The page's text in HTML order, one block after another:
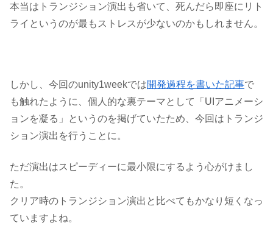
本当はトランジション演出も省いて、死んだら即座にリト
ライというのが最もストレスが少ないのかもしれません。
しかし、今回のunity1weekでは開発過程を書いた記事で
も触れたように、個人的な裏テーマとして
「UIアニメーシ
ョンを凝る」
というのを掲げていたため、今回はトランジ
ション演出を行うことに。
ただ演出はスピーディーに最小限にする よう心がけまし
た。
クリア時のトランジション演出と比べてもかなり短くなっ
ていますよね。